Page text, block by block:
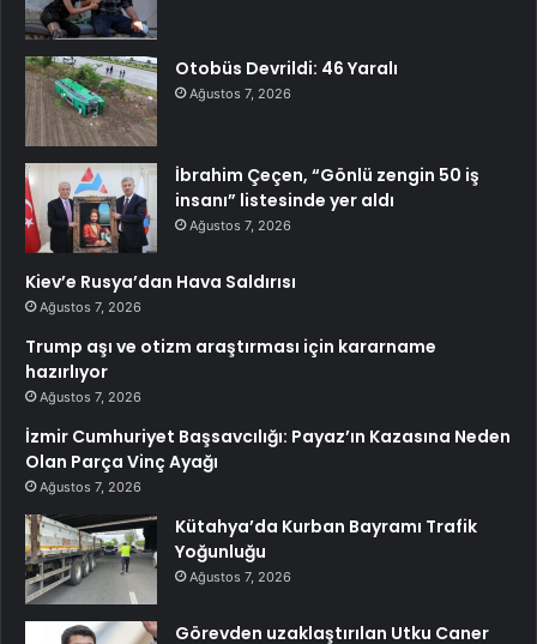
Otobüs Devrildi: 46 Yaralı
Ağustos 7, 2026
İbrahim Çeçen, “Gönlü zengin 50 iş
insanı” listesinde yer aldı
Ağustos 7, 2026
Kiev’e Rusya’dan Hava Saldırısı
Ağustos 7, 2026
Trump aşı ve otizm araştırması için kararname
hazırlıyor
Ağustos 7, 2026
İzmir Cumhuriyet Başsavcılığı: Payaz’ın Kazasına Neden
Olan Parça Vinç Ayağı
Ağustos 7, 2026
Kütahya’da Kurban Bayramı Trafik
Yoğunluğu
Ağustos 7, 2026
Görevden uzaklaştırılan Utku Caner